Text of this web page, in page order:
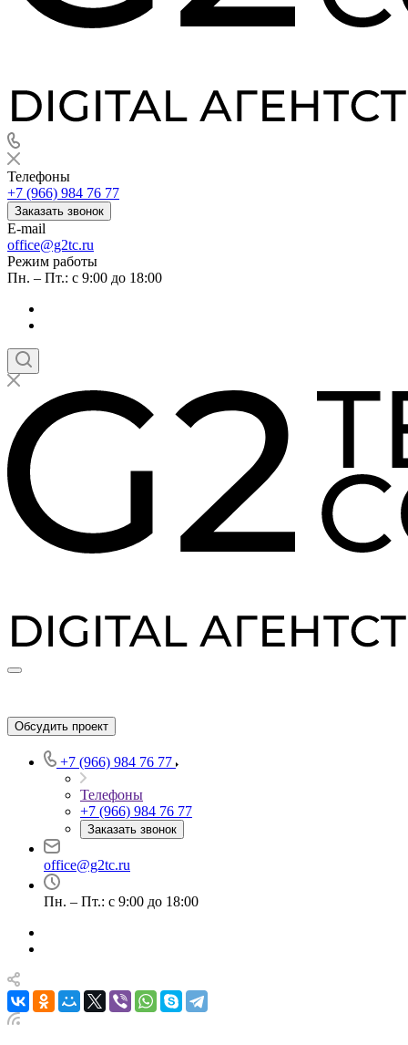
Телефоны
+7 (966) 984 76 77
Заказать звонок
E-mail
office@g2tc.ru
Режим работы
Пн. – Пт.: с 9:00 до 18:00
Обсудить проект
+7 (966) 984 76 77
Телефоны
+7 (966) 984 76 77
Заказать звонок
office@g2tc.ru
Пн. – Пт.: с 9:00 до 18:00